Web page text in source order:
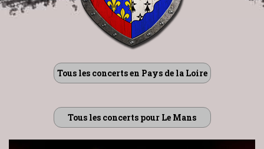
Tous les concerts en Pays de la Loire
Tous les concerts pour Le Mans